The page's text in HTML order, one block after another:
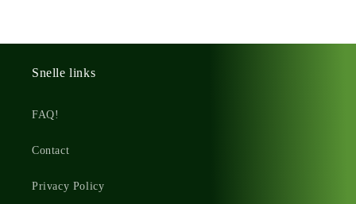
Snelle links
FAQ!
Contact
Privacy Policy